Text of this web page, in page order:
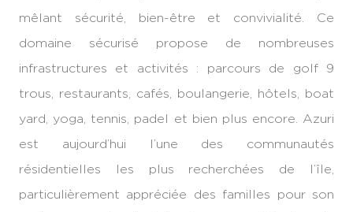
mêlant sécurité, bien-être et convivialité. Ce
domaine sécurisé propose de nombreuses
infrastructures et activités : parcours de golf 9
trous, restaurants, cafés, boulangerie, hôtels, boat
yard, yoga, tennis, padel et bien plus encore. Azuri
est aujourd’hui l’une des communautés
résidentielles les plus recherchées de l’île,
particulièrement appréciée des familles pour son